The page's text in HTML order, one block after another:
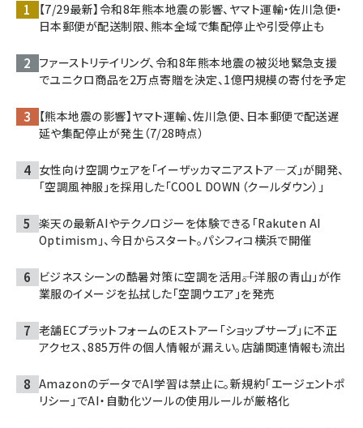
【7/29最新】令和8年熊本地震の影響、ヤマト運輸・佐川急便・
日本郵便が配送制限、熊本全域で集配停止や引受停止も
ファーストリテイリング、令和8年熊本地震の被災地緊急支援
でユニクロ商品を2万点寄贈を決定、1億円規模の寄付を予定
【熊本地震の影響】ヤマト運輸、佐川急便、日本郵便で配送遅
延や集配停止が発生（7/28時点）
女性向け空調ウェアを「イーザッカマニアストア―ズ」が開発、
「空調風神服」を採用した「COOL DOWN（クールダウン）」
楽天の最新AIやテクノロジーを体験できる「Rakuten AI
Optimism」、今日からスタート。パシフィコ横浜で開催
ビジネスシーンの酷暑対策に空調を活用――。「洋服の青山」が作
業服のイメージを払拭した「空調ウエア」を発売
老舗ECプラットフォームのEストアー「ショップサーブ」に不正
アクセス、885万件の個人情報が漏えい。店舗関連情報も流出
AmazonのデータでAI学習は禁止に。新規約「エージェントポ
リシー」でAI・自動化ツールの使用ルールが厳格化